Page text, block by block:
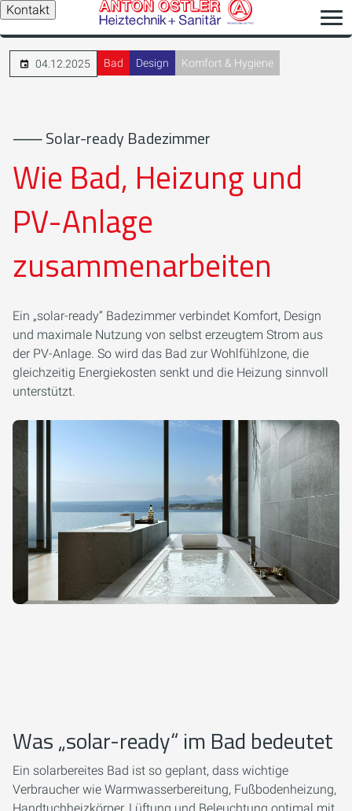
Kontakt
04.12.2025 Bad Design Komfort & Hygiene
⸺ Solar-ready Badezimmer
Wie Bad, Heizung und
PV-Anlage
zusammenarbeiten
Ein „solar-ready“ Badezimmer verbindet Komfort, Design
und maximale Nutzung von selbst erzeugtem Strom aus
der PV-Anlage. So wird das Bad zur Wohlfühlzone, die
gleichzeitig Energiekosten senkt und die Heizung sinnvoll
unterstützt.
Was „solar-ready“ im Bad bedeutet
Ein solar­bereites Bad ist so geplant, dass wichtige
Verbraucher wie Warmwasserbereitung, Fußbodenheizung,